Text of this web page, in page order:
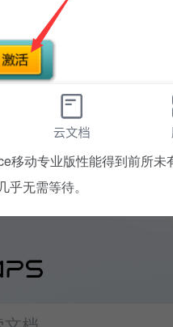
移动专业版性能得到前所
乎无需等待。